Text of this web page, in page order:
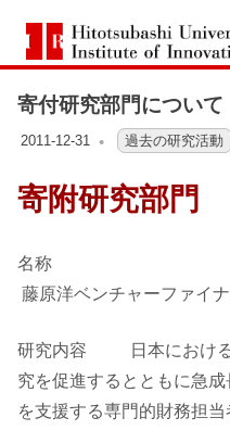
テ
Hitotsubashi
Institute
of
Research
寄付研究部門について
2011-12-31 OFO2_TESTIIR
過去の研究活動
寄附研究部門
名称
藤原洋ベンチャーファイ
研究内容 日本における
究を促進するとともに急
を支援する専門的財務担当